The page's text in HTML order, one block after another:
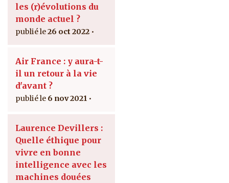
les (r)évolutions du
monde actuel ?
26 oct 2022
Air France : y aura-t-
il un retour à la vie
d'avant ?
6 nov 2021
Laurence Devillers :
Quelle éthique pour
vivre en bonne
intelligence avec les
machines douées